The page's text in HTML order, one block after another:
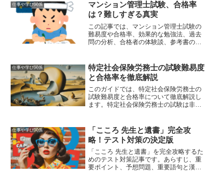
仕事や学び関係
マンション管理士試験、合格率
は？難しすぎる真実
この記事では、マンション管理士試験の
難易度や合格率、効果的な勉強法、過去
問の分析、合格者の体験談、参考書の紹
について解説しました。
仕事や学び関係
特定社会保険労務士の試験難易度
と合格率を徹底解説
このガイドでは、特定社会保険労務士の
試験難易度と合格率について徹底解説し
ます。特定社会保険労務士の試験は非常
合格者の声や成功例、資格取得後のキャ
リアパスについて詳しく紹介しています
ので、受験を考えている方はぜひ参考に
してください。
仕事や学び関係
「こころ 先生と遺書」完全攻
略！テスト対策の決定版
「こころ 先生と遺書」を完全攻略するた
めのテスト対策記事です。あらすじ、重
要ポイント、予想問題、重要語句と漢